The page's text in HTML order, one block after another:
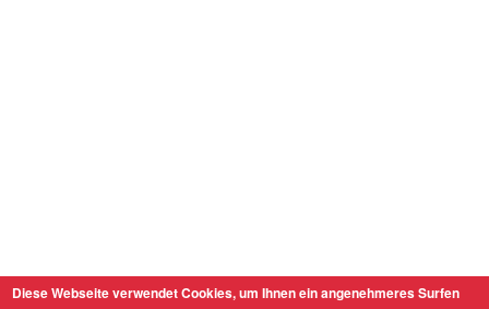
Diese Webseite verwendet Cookies, um Ihnen ein angenehmeres Surfen